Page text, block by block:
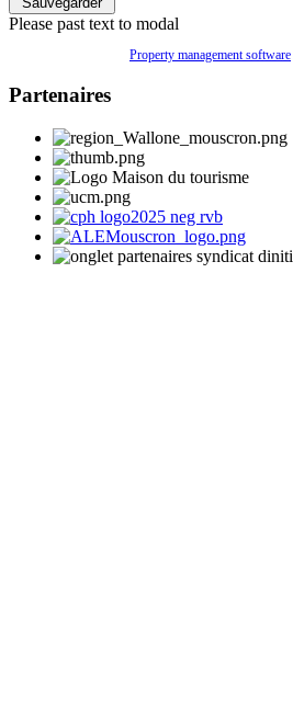
Please past text to modal
Property management software
Partenaires